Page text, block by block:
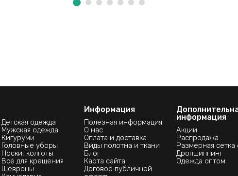
Детская одежда
Мужская одежда
Кигуруми
Головные уборы
Носки, колготы
Всё для крещения
Шевроны
Информация
Полезная информация
О нас
Оплата и доставка
Виды полотна и ткани
Блог
Карта сайта
Договор публичной
информация
Акции
Распродажа
Размерная
Дропшиппинг
Одежда оптом